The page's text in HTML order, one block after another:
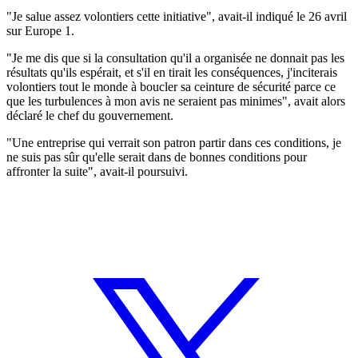
"Je salue assez volontiers cette initiative", avait-il indiqué le 26 avril
sur Europe 1.
"Je me dis que si la consultation qu'il a organisée ne donnait pas les
résultats qu'ils espérait, et s'il en tirait les conséquences, j'inciterais
volontiers tout le monde à boucler sa ceinture de sécurité parce ce
que les turbulences à mon avis ne seraient pas minimes", avait alors
déclaré le chef du gouvernement.
"Une entreprise qui verrait son patron partir dans ces conditions, je
ne suis pas sûr qu'elle serait dans de bonnes conditions pour
affronter la suite", avait-il poursuivi.